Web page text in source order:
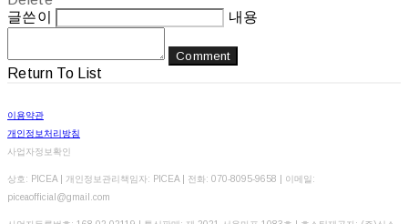
글쓴이
내용
Comment
Return To List
이용약관
개인정보처리방침
사업자정보확인
상호: PICEA | 개인정보관리책임자: PICEA | 전화: 070-8095-9658 | 이메일:
piceaofficial@gmail.com